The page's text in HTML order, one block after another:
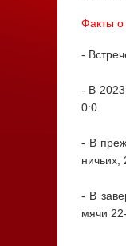
Факты о
-
- В 2023
0:0.
- В
ничьих,
- В
мячи